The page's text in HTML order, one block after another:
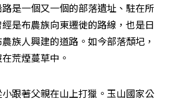
是一個又一個的部落遺址、駐在所
是布農族向東遷徙的路線，也是日
族人興建的道路。如今部落頹圮，
荒煙蔓草中。
跟著父親在山上打獵。玉山國家公